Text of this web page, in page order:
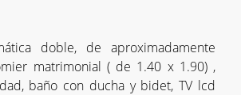
doble, de aproximadamente
matrimonial ( de 1.40 x 1.90) ,
baño con ducha y bidet, TV lcd